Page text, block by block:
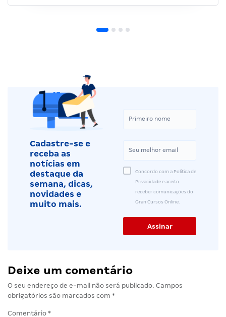
Cadastre-se e
receba as
notícias em
destaque da
semana, dicas,
novidades e
muito mais.
Concordo com a Política de
Privacidade e aceito
receber comunicações do
Gran Cursos Online.
Deixe um comentário
O seu endereço de e-mail não será publicado. Campos
obrigatórios são marcados com *
Comentário *